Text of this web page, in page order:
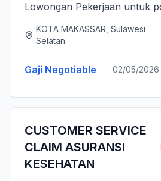
Lowongan Pekerjaan untuk
jawab memberikan layanan
KOTA MAKASSAR, Sulawesi
Selatan
Gaji Negotiable 02/05/2026
CUSTOMER SERVICE
CLAIM ASURANSI
KESEHATAN